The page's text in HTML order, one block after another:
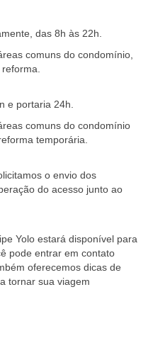
das 8h às 22h.
comuns do condomínio,
e portaria 24h.
comuns do condomínio
temporária.
o envio dos
do acesso junto ao
Yolo estará disponível para
pode entrar em contato
oferecemos dicas de
tornar sua viagem